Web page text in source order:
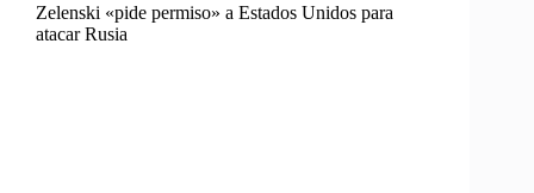
Zelenski «pide permiso» a Estados Unidos para
atacar Rusia